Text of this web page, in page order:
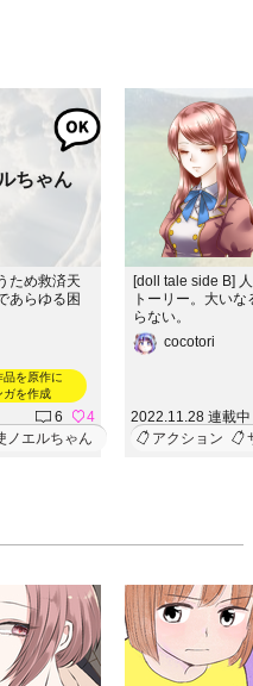
ちゃん
ため救済天
あらゆる困
品を原作に
ガを作成
6
4
ノエルちゃん
[doll tale side B]
トーリー。大い
らない。
cocotori
2022.11.28 連載
アクション